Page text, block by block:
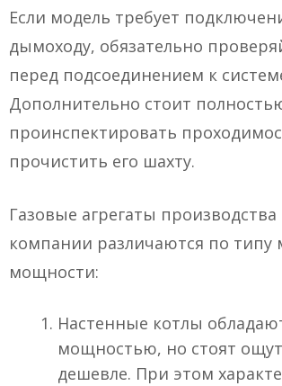
Если модель требует
дымоходу, обязательно
перед подсоединением к
Дополнительно стоит
проинспектировать
прочистить его шахту.
Газовые агрегаты производства
компании различаются по типу
мощности:
Настенные котлы
мощностью, но стоят
дешевле. При этом